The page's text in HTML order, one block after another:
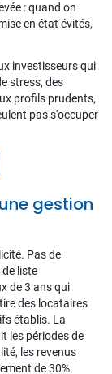
: quand on
en état évités,
investisseurs qui
stress, des
profils prudents,
pas s'occuper
gestion
Pas de
liste
de 3 ans qui
des locataires
établis. La
les périodes de
les revenus
de 30%